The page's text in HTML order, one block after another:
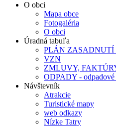
O obci
Mapa obce
Fotogaléria
O obci
Úradná tabuľa
PLÁN ZASADNUTÍ
VZN
ZMLUVY,
ODPADY - odpadové
Návštevník
Atrakcie
Turistické mapy
web odkazy
Nízke Tatry